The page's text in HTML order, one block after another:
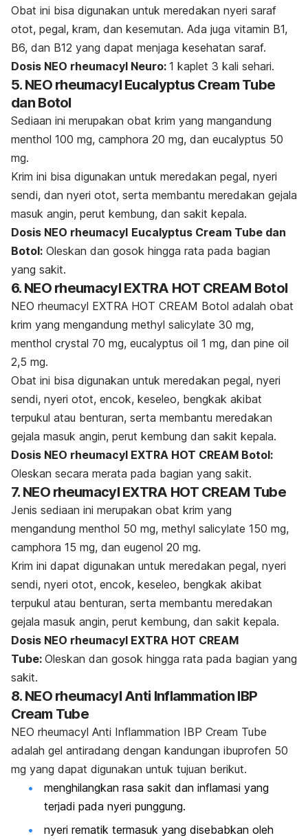
Obat ini bisa digunakan untuk meredakan nyeri saraf
otot, pegal, kram, dan kesemutan. Ada juga vitamin B1,
B6, dan B12 yang dapat menjaga kesehatan saraf.
Dosis NEO rheumacyl Neuro: 1 kaplet 3 kali sehari.
5. NEO rheumacyl Eucalyptus Cream Tube
dan Botol
Sediaan ini merupakan obat krim yang mangandung
menthol 100 mg, camphora 20 mg, dan eucalyptus 50
mg.
Krim ini bisa digunakan untuk meredakan pegal, nyeri
sendi, dan nyeri otot, serta membantu meredakan gejala
masuk angin, perut kembung, dan sakit kepala.
Dosis NEO rheumacyl Eucalyptus Cream Tube dan
Botol: Oleskan dan gosok hingga rata pada bagian
yang sakit.
6. NEO rheumacyl EXTRA HOT CREAM Botol
NEO rheumacyl EXTRA HOT CREAM Botol adalah obat
krim yang mengandung methyl salicylate 30 mg,
menthol crystal 70 mg, eucalyptus oil 1 mg, dan pine oil
2,5 mg.
Obat ini bisa digunakan untuk meredakan pegal, nyeri
sendi, nyeri otot, encok, keseleo, bengkak akibat
terpukul atau benturan, serta membantu meredakan
gejala masuk angin, perut kembung dan sakit kepala.
Dosis NEO rheumacyl EXTRA HOT CREAM Botol:
Oleskan secara merata pada bagian yang sakit.
7. NEO rheumacyl EXTRA HOT CREAM Tube
Jenis sediaan ini merupakan obat krim yang
mengandung menthol 50 mg, methyl salicylate 150 mg,
camphora 15 mg, dan eugenol 20 mg.
Krim ini dapat digunakan untuk meredakan pegal, nyeri
sendi, nyeri otot, encok, keseleo, bengkak akibat
terpukul atau benturan, serta membantu meredakan
gejala masuk angin, perut kembung, dan sakit kepala.
Dosis NEO rheumacyl EXTRA HOT CREAM
Tube: Oleskan dan gosok hingga rata pada bagian yang
sakit.
8. NEO rheumacyl Anti Inflammation IBP
Cream Tube
NEO rheumacyl Anti Inflammation IBP Cream Tube
adalah gel antiradang dengan kandungan ibuprofen 50
mg yang dapat digunakan untuk tujuan berikut.
menghilangkan rasa sakit dan inflamasi yang
terjadi pada nyeri punggung.
nyeri rematik termasuk yang disebabkan oleh